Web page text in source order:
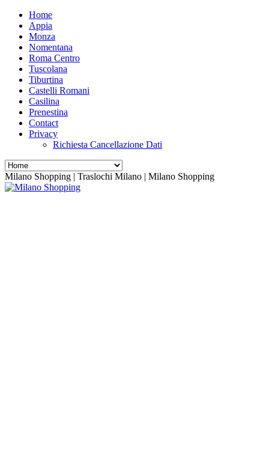
Home
Appia
Monza
Nomentana
Roma Centro
Tuscolana
Tiburtina
Castelli Romani
Casilina
Prenestina
Contact
Privacy
Richiesta Cancellazione Dati
Milano Shopping | Traslochi Milano | Milano Shopping